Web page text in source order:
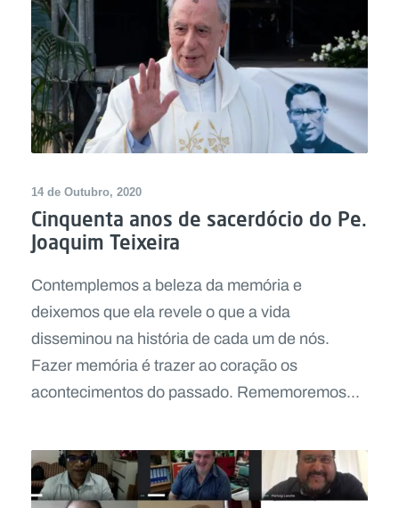
14 de Outubro, 2020
Cinquenta anos de sacerdócio do Pe.
Joaquim Teixeira
Contemplemos a beleza da memória e
deixemos que ela revele o que a vida
disseminou na história de cada um de nós.
Fazer memória é trazer ao coração os
acontecimentos do passado. Rememoremos...